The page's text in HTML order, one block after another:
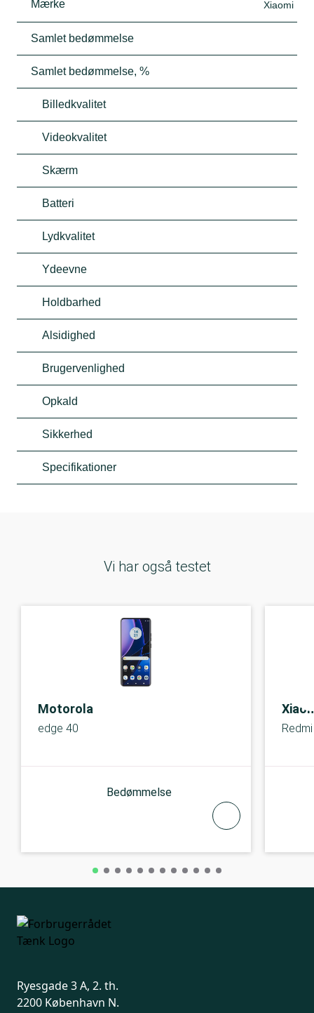
Mærke Xiaomi
Samlet bedømmelse
Samlet bedømmelse, %
Billedkvalitet
Videokvalitet
Skærm
Batteri
Lydkvalitet
Ydeevne
Holdbarhed
Alsidighed
Brugervenlighed
Opkald
Sikkerhed
Specifikationer
Vi har også testet
Motorola
edge 40
Bedømmelse
Ryesgade 3 A, 2. th.
2200 København N.